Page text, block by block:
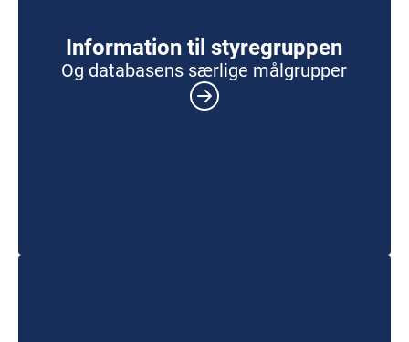
Information til styregruppen
Og databasens særlige målgrupper